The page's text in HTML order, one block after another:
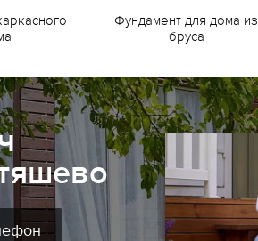
Фундамент для дома из
бруса